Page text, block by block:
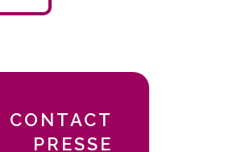
CONTACT
PRESSE